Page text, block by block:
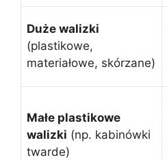
Duże walizki
(plastikowe,
materiałowe, skórzane)
Małe plastikowe
walizki (np. kabinówki
twarde)